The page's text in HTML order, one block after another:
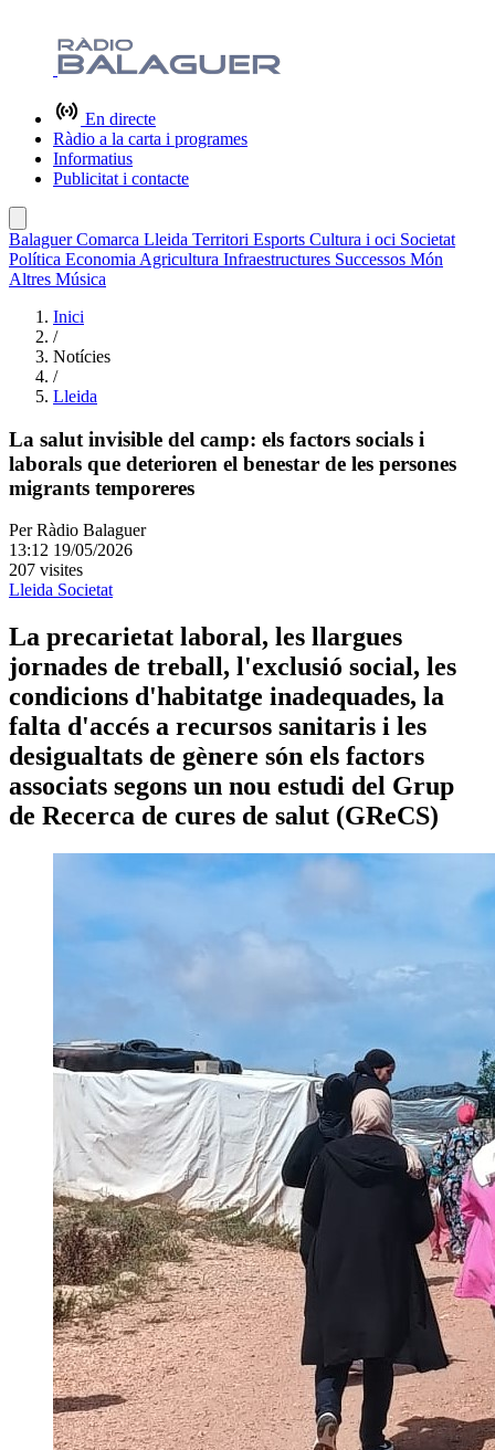
En directe
Ràdio a la carta i programes
Informatius
Publicitat i contacte
BalaguerComarca Lleida Territori Esports Cultura i oci Societat
Política Economia Agricultura Infraestructures Successos Món
Altres Música
Inici
/
Notícies
/
Lleida
La salut invisible del camp: els factors socials i
laborals que deterioren el benestar de les persones
migrants temporeres
Per Ràdio Balaguer
13:12 19/05/2026
207 visites
Lleida Societat
La precarietat laboral, les llargues
jornades de treball, l'exclusió social, les
condicions d'habitatge inadequades, la
falta d'accés a recursos sanitaris i les
desigualtats de gènere són els factors
associats segons un nou estudi del Grup
de Recerca de cures de salut (GReCS)